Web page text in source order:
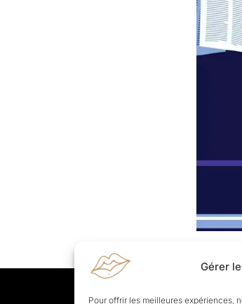
Gérer
Pour offrir les meilleures expériences,